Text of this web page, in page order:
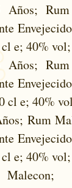
Rum
e; 40%
Rum
cl e; 40%
Rum
e; 40%